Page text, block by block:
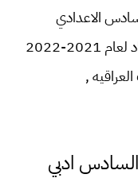
الاعدادي
2022 , نتائج السادس الأعداد لعام 2021-2022
,
ادبي